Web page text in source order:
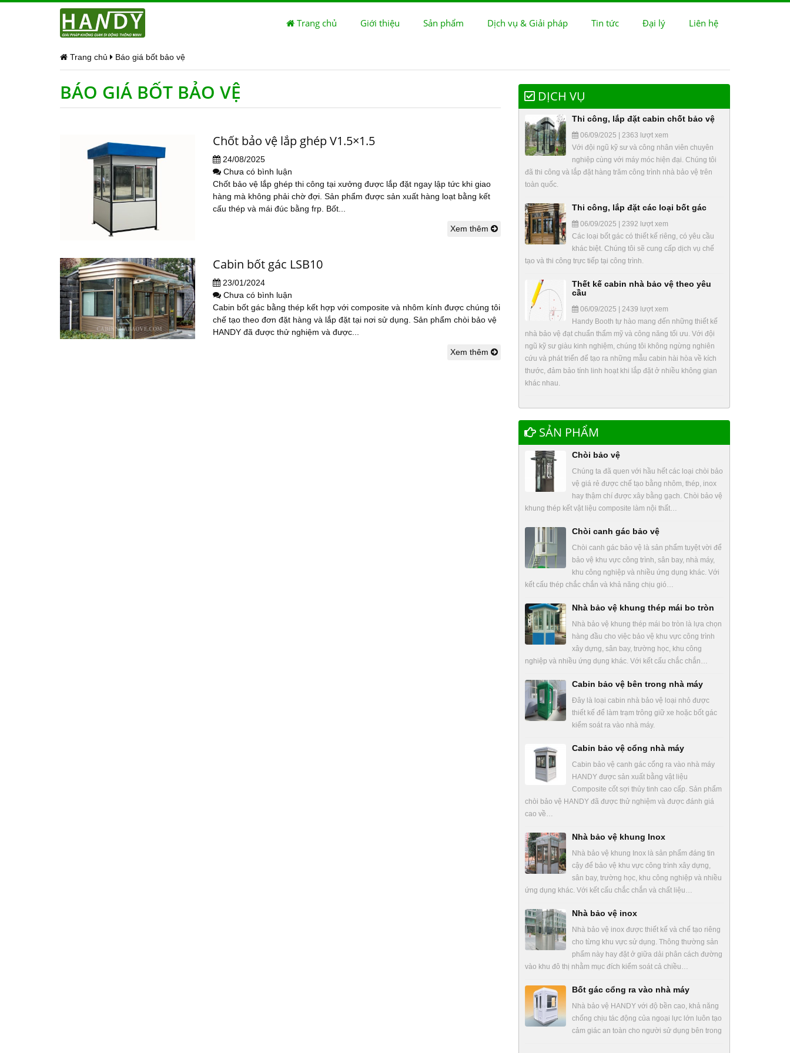
Trang chủ Giới thiệu Sản phẩm Dịch vụ & Giải pháp Tin tức Đại lý Liên hệ
Trang chủ Báo giá bốt bảo vệ
BÁO GIÁ BỐT BẢO VỆ
Chốt bảo vệ lắp ghép V1.5×1.5
24/08/2025
Chưa có bình luận
Chốt bảo vệ lắp ghép thi công tại xưởng được lắp đặt ngay lập tức khi giao
hàng mà không phải chờ đợi. Sản phẩm được sản xuất hàng loạt bằng kết
cấu thép và mái đúc bằng frp. Bốt...
Xem thêm
Cabin bốt gác LSB10
23/01/2024
Chưa có bình luận
Cabin bốt gác bằng thép kết hợp với composite và nhôm kính được chúng tôi
chế tạo theo đơn đặt hàng và lắp đặt tại nơi sử dụng. Sản phẩm chòi bảo vệ
HANDY đã được thử nghiệm và được...
Xem thêm
DỊCH VỤ
Thi công, lắp đặt cabin chốt bảo vệ
06/09/2025 | 2363 lượt xem
Với đội ngũ kỹ sư và công nhân viên chuyên
nghiệp cùng với máy móc hiện đại. Chúng tôi
đã thi công và lắp đặt hàng trăm công trình nhà bảo vệ trên
toàn quốc.
Thi công, lắp đặt các loại bốt gác
06/09/2025 | 2392 lượt xem
Các loại bốt gác có thiết kế riêng, có yêu cầu
khác biệt. Chúng tôi sẽ cung cấp dịch vụ chế
tạo và thi công trực tiếp tại công trình.
Thết kế cabin nhà bảo vệ theo yêu
cầu
06/09/2025 | 2439 lượt xem
Handy Booth tự hào mang đến những thiết kế
nhà bảo vệ đạt chuẩn thẩm mỹ và công năng tối ưu. Với đội
ngũ kỹ sư giàu kinh nghiệm, chúng tôi không ngừng nghiên
cứu và phát triển để tạo ra những mẫu cabin hài hòa về kích
thước, đảm bảo tính linh hoạt khi lắp đặt ở nhiều không gian
khác nhau.
SẢN PHẨM
Chòi bảo vệ
Chúng ta đã quen với hầu hết các loại chòi bảo
vệ giá rẻ được chế tạo bằng nhôm, thép, inox
hay thậm chí được xây bằng gạch. Chòi bảo vệ
khung thép kết vật liệu composite làm nội thất…
Chòi canh gác bảo vệ
Chòi canh gác bảo vệ là sản phẩm tuyệt vời để
bảo vệ khu vực công trình, sân bay, nhà máy,
khu công nghiệp và nhiều ứng dụng khác. Với
kết cấu thép chắc chắn và khả năng chịu gió…
Nhà bảo vệ khung thép mái bo tròn
Nhà bảo vệ khung thép mái bo tròn là lựa chọn
hàng đầu cho việc bảo vệ khu vực công trình
xây dựng, sân bay, trường học, khu công
nghiệp và nhiều ứng dụng khác. Với kết cấu chắc chắn…
Cabin bảo vệ bên trong nhà máy
Đây là loại cabin nhà bảo vệ loại nhỏ được
thiết kế để làm trạm trông giữ xe hoặc bốt gác
kiểm soát ra vào nhà máy.
Cabin bảo vệ cổng nhà máy
Cabin bảo vệ canh gác cổng ra vào nhà máy
HANDY được sản xuất bằng vật liệu
Composite cốt sợi thủy tinh cao cấp. Sản phẩm
chòi bảo vệ HANDY đã được thử nghiệm và được đánh giá
cao về…
Nhà bảo vệ khung Inox
Nhà bảo vệ khung Inox là sản phẩm đáng tin
cậy để bảo vệ khu vực công trình xây dựng,
sân bay, trường học, khu công nghiệp và nhiều
ứng dụng khác. Với kết cấu chắc chắn và chất liệu…
Nhà bảo vệ inox
Nhà bảo vệ inox được thiết kế và chế tạo riêng
cho từng khu vực sử dụng. Thông thường sản
phẩm này hay đặt ở giữa dải phân cách đường
vào khu đô thị nhằm mục đích kiểm soát cả chiều…
Bốt gác cổng ra vào nhà máy
Nhà bảo vệ HANDY với độ bền cao, khả năng
chống chịu tác động của ngoại lực lớn luôn tạo
cảm giác an toàn cho người sử dụng bên trong